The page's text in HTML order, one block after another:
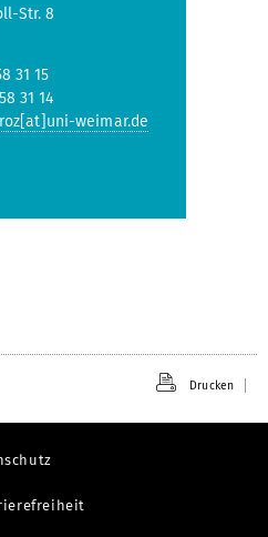
Str. 8
31 15
31 14
weimar.de
Drucken